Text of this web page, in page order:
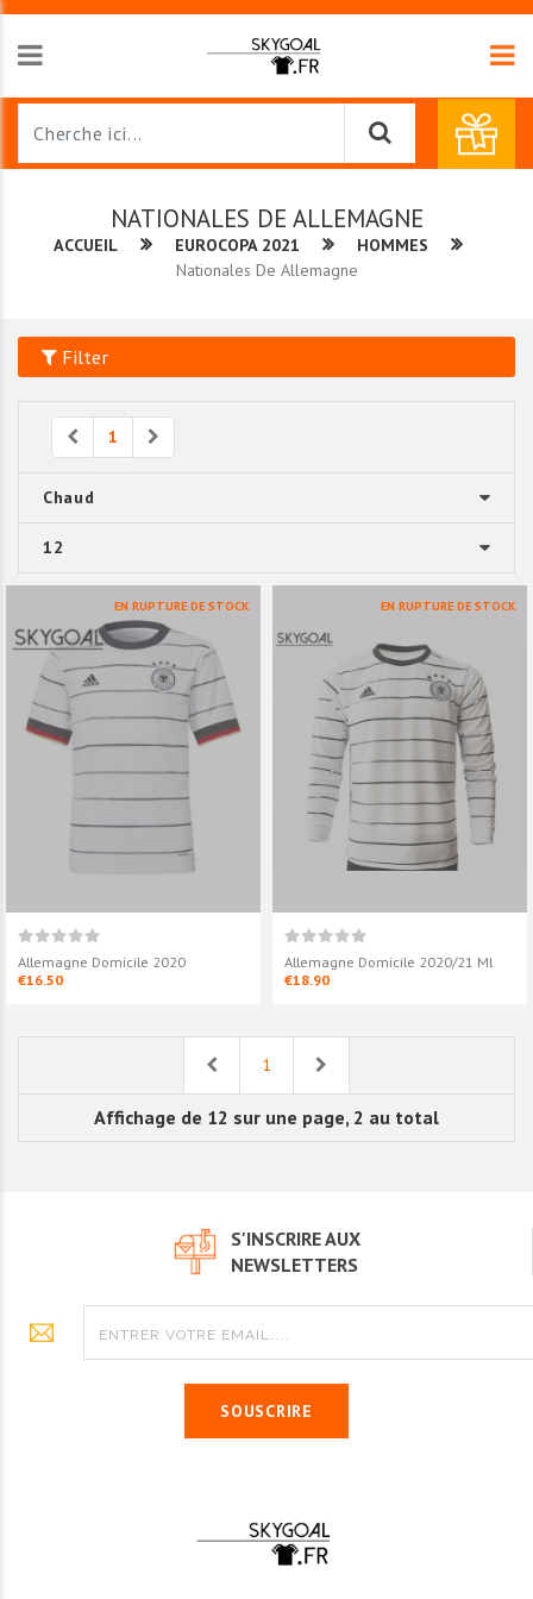
NATIONALES DE ALLEMAGNE
ACCUEIL EUROCOPA 2021
HOMMES
Nationales De Allemagne
Filter
Previous
1
EN RUPTURE DE STOCK
Allemagne Domicile 2020
€16.50
EN RUPTURE DE STOCK
Allemagne Domicile 2020/21 Ml
€18.90
Previous1
Affichage de 12 sur une page, 2 au total
S'INSCRIRE AUX
NEWSLETTERS
SOUSCRIRE